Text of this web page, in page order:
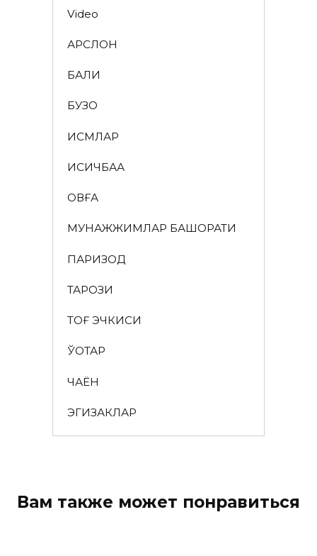
Video
АРСЛОН
БАЛИҚ
БУЗОҚ
ИСМЛАР
ҚИСҚИЧБАҚА
ҚОВҒА
МУНАЖЖИМЛАР БАШОРАТИ
ПАРИЗОД
ТАРОЗИ
ТОҒ ЭЧКИСИ
ЎҚОТАР
ЧАЁН
ЭГИЗАКЛАР
Вам также может понравиться